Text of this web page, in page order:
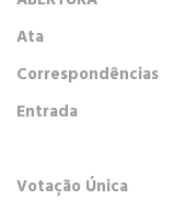
Ata
Correspondências
Entrada
Votação Única